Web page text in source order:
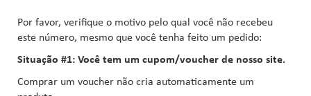
Por favor, verifique o motivo pelo qual você não recebeu
este número, mesmo que você tenha feito um pedido:
Situação #1: Você tem um cupom/voucher de nosso site.
Comprar um voucher não cria automaticamente um